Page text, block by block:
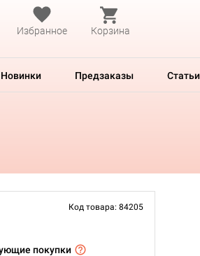
Избранное Корзина
Новинки Предзаказы Статьи
Код товара: 84205
покупки